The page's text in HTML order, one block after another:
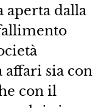
aperta dalla
sia con
con il